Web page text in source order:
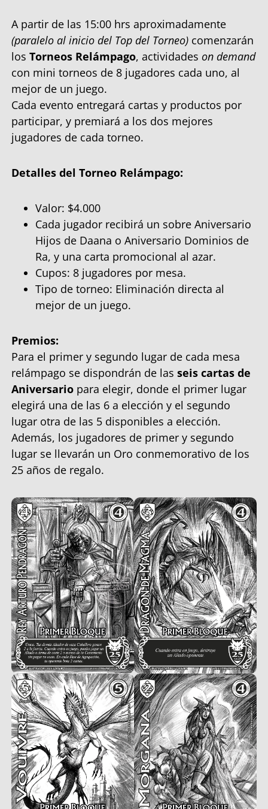
A partir de las 15:00 hrs aproximadamente
(paralelo al inicio del Top del Torneo) comenzarán
los Torneos Relámpago, actividades on demand
con mini torneos de 8 jugadores cada uno, al
mejor de un juego.
Cada evento entregará cartas y productos por
participar, y premiará a los dos mejores
jugadores de cada torneo.
Detalles del Torneo Relámpago:
Valor: $4.000
Cada jugador recibirá un sobre Aniversario
Hijos de Daana o Aniversario Dominios de
Ra, y una carta promocional al azar.
Cupos: 8 jugadores por mesa.
Tipo de torneo: Eliminación directa al
mejor de un juego.
Premios:
Para el primer y segundo lugar de cada mesa
relámpago se dispondrán de las seis cartas de
Aniversario para elegir, donde el primer lugar
elegirá una de las 6 a elección y el segundo
lugar otra de las 5 disponibles a elección.
Además, los jugadores de primer y segundo
lugar se llevarán un Oro conmemorativo de los
25 años de regalo.